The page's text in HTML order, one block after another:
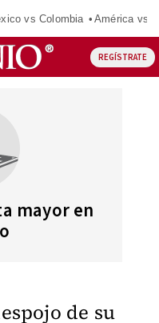
vs Colombia América vs
REGÍSTRATE
mayor en
de su